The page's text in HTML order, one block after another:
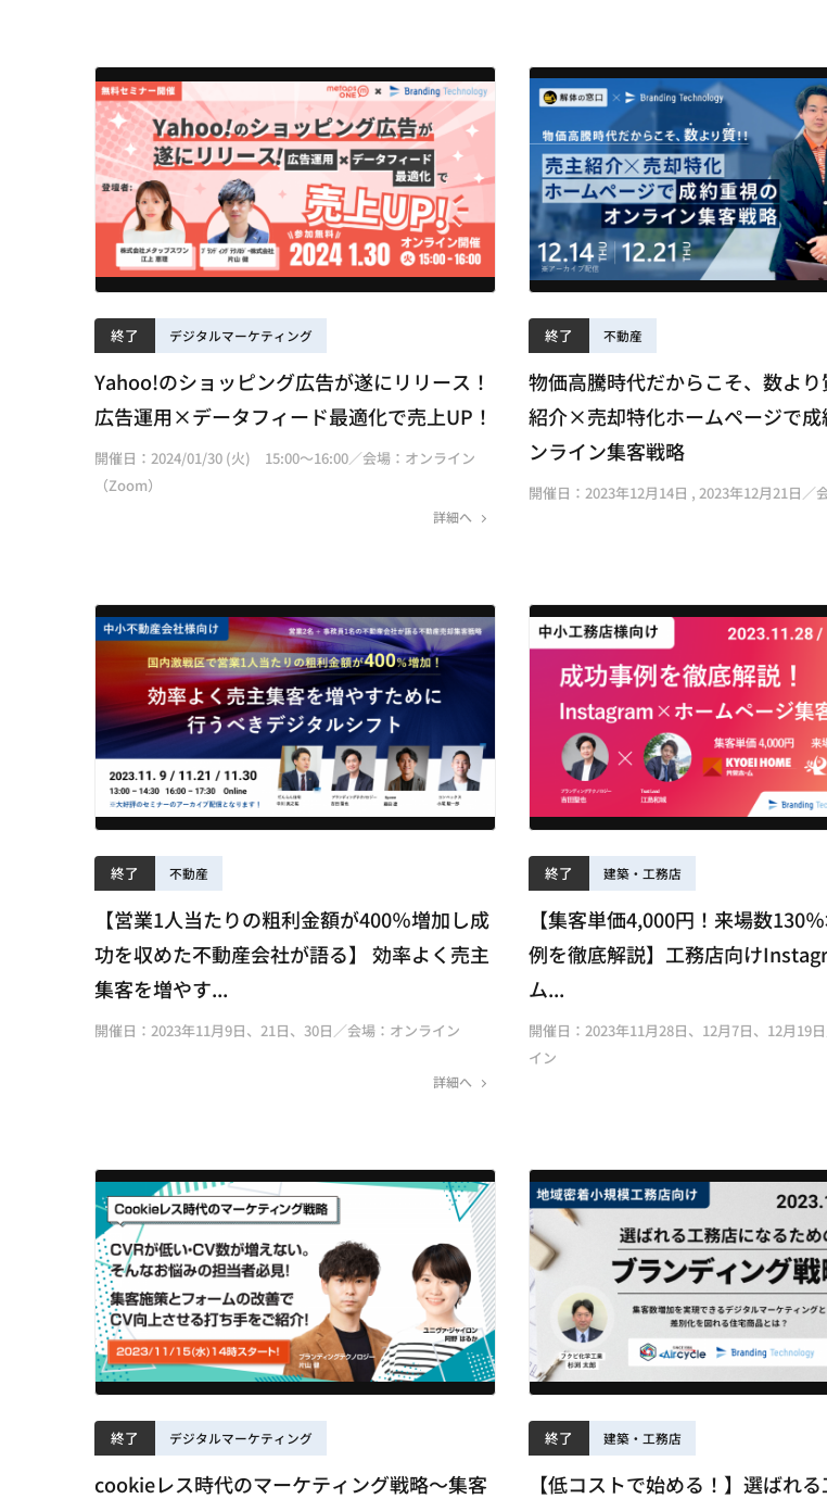
終了 デジタルマーケティング
Yahoo!のショッピング広告が遂にリリース！
広告運用×データフィード最適化で売上UP！
開催日：2024/01/30 (火) 15:00～16:00／会場：オンライン
（Zoom）
詳細へ
終了 不動産
物価高騰時代だからこそ、数よ
紹介×売却特化ホームページで成
ンライン集客戦略
開催日：2023年12月14日 , 2023年12月21日／
終了 不動産
【営業1人当たりの粗利金額が400％増加し成
功を収めた不動産会社が語る】 効率よく売主
集客を増やす...
開催日：2023年11月9日、21日、30日／会場：オンライン
詳細へ
終了 建築・工務店
【集客単価4,000円！来場数130
例を徹底解説】工務店向け
ム...
開催日：2023年11月28日、12月7日、12月19
イン
終了 デジタルマーケティング
cookieレス時代のマーケティング戦略～集客
終了 建築・工務店
【低コストで始める！】選ばれ